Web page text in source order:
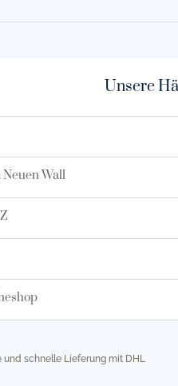
Unsere
Wall
und schnelle Lieferung mit DHL